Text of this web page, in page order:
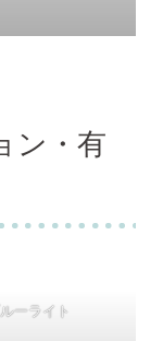
ン・有
ーライト